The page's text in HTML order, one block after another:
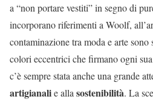
a “non portare vestiti” in segno di
incorporano riferimenti a Woolf,
contaminazione tra moda e arte sono
colori eccentrici che firmano ogni
c’è sempre stata anche una grande
artigianalie alla sostenibilità. La